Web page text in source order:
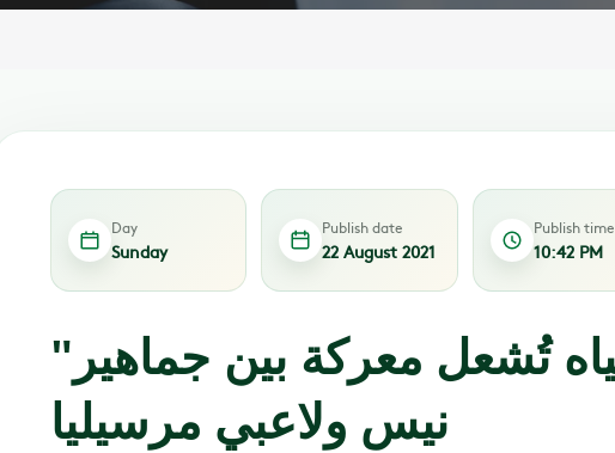
Day
Sunday
Publish date
22 August 2021
Publish time
10:42 PM
"قارورة" مياه تُشعل معركة بين جماهير
نيس ولاعبي مرسيليا